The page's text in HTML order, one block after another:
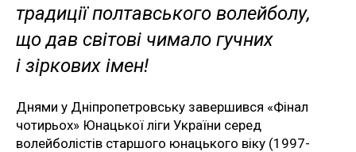
традиції полтавського волейболу,
що дав світові чимало гучних
і зіркових імен!
Днями у Дніпропетровську завершився «Фінал
чотирьох» Юнацької ліги України серед
волейболістів старшого юнацького віку (1997-